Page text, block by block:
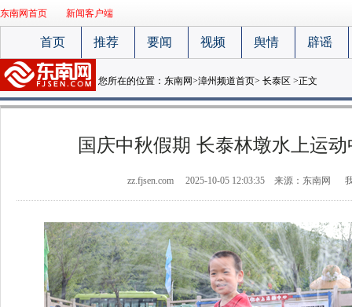
东南网首页 新闻客户端
首页 推荐 要闻 视频 舆情 辟谣
您所在的位置： 东南网>漳州频道首页> 长泰区 >正文
国庆中秋假期 长泰林墩水上运
zz.fjsen.com 2025-10-05 12:03:35 来源：东南网